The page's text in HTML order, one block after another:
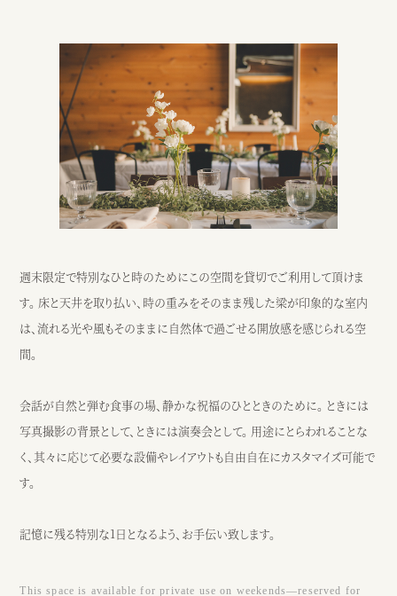
週末限定で特別なひと時のためにこの空間を貸切でご利用して頂けま
す。 床と天井を取り払い、時の重みをそのまま残した梁が印象的な室内
は、流れる光や風もそのままに自然体で過ごせる開放感を感じられる空
間。
会話が自然と弾む食事の場、静かな祝福のひとときのために。 ときには
写真撮影の背景として、ときには演奏会として。 用途にとらわれることな
く、其々に応じて必要な設備やレイアウトも自由自在にカスタマイズ可能で
す。
記憶に残る特別な1日となるよう、お手伝い致します。
This space is available for private use on weekends—reserved for